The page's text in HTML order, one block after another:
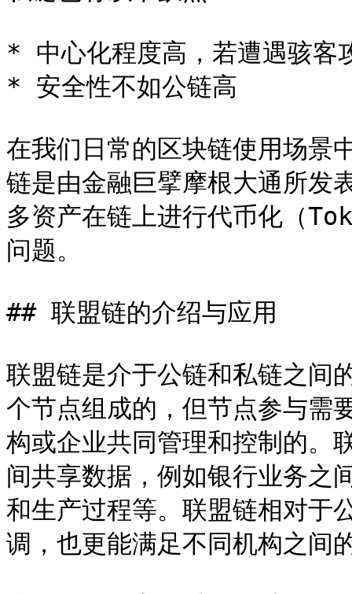
* 中心化程度高，若遭遇骇客
* 安全性不如公链高
在我们日常的区块链使用场景
链是由金融巨擘摩根大通所发
多资产在链上进行代币化（
问题。
## 联盟链的介绍与应用
联盟链是介于公链和私链之间
个节点组成的，但节点参与需
构或企业共同管理和控制的。
间共享数据，例如银行业务之
和生产过程等。联盟链相对于
调，也更能满足不同机构之间